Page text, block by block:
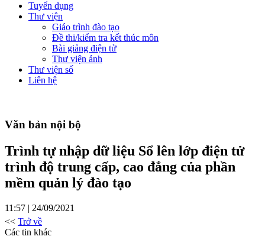
Tuyển dụng
Thư viện
Giáo trình đào tạo
Đề thi/kiểm tra kết thúc môn
Bài giảng điện tử
Thư viện ảnh
Thư viện số
Liên hệ
Văn bản nội bộ
Trình tự nhập dữ liệu Sổ lên lớp điện tử
trình độ trung cấp, cao đẳng của phần
mềm quản lý đào tạo
11:57 | 24/09/2021
<< Trở về
Các tin khác